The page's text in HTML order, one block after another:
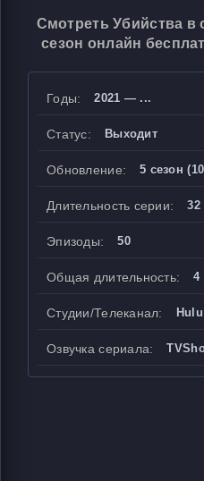
Смотреть Убийства в
сезон онлайн
Годы: 2021 — ...
Статус: Выходит
Обновление: 5 сезон
Длительность серии: 32
Эпизоды: 50
Общая длительность: 4
Студии/Телеканал: Hulu
Озвучка сериала: